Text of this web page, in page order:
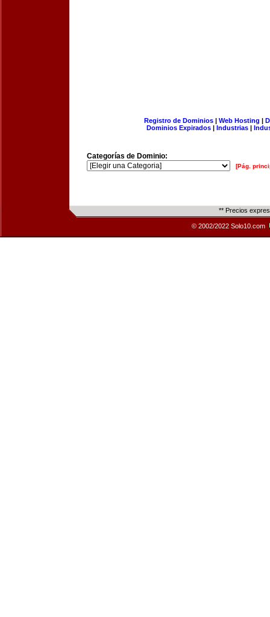
Registro de Dominios| Web Hosting |
Dominios Expirados | Industrias |
Categorías de Dominio:
[Pág.
** Precios
© 2002/2022 Solo10.com